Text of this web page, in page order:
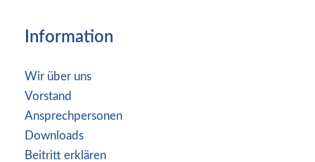
Information
Wir über uns
Vorstand
Ansprechpersonen
Downloads
Beitritt erklären